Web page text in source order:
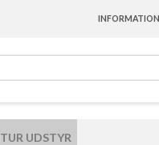
INFORMATION
UDSTYR